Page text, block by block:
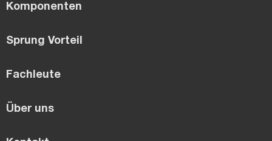
Komponenten
Sprung Vorteil
Fachleute
Über uns